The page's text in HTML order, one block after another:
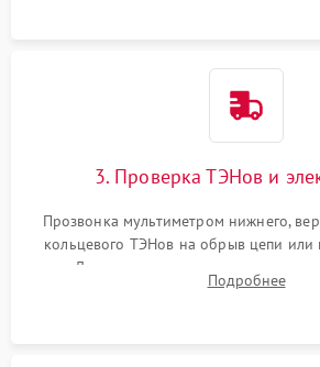
3. Проверка ТЭНов и
Прозвонка мультиметром нижнего,
кольцевого ТЭНов на обрыв цепи или
Диагностика термостата, датчиков
переключателя режимов и
Подробнее